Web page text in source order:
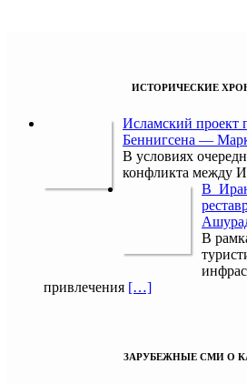
ИСТОРИЧЕСКИЕ
Исламский проект
Беннигсена —
В условиях
конфликта между
В
В
привлечения […]
ЗАРУБЕЖНЫЕ СМИ О